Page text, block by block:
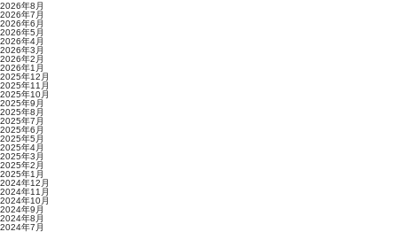
2026年8月
2026年7月
2026年6月
2026年5月
2026年4月
2026年3月
2026年2月
2026年1月
2025年12月
2025年11月
2025年10月
2025年9月
2025年8月
2025年7月
2025年6月
2025年5月
2025年4月
2025年3月
2025年2月
2025年1月
2024年12月
2024年11月
2024年10月
2024年9月
2024年8月
2024年7月